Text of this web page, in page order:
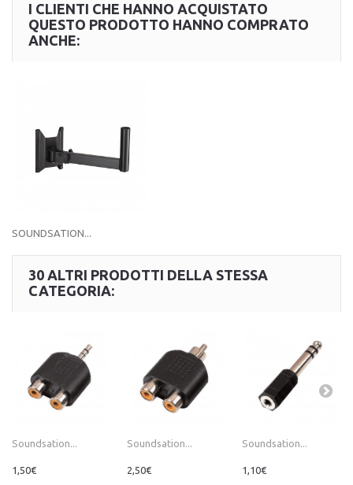
I CLIENTI CHE HANNO ACQUISTATO
QUESTO PRODOTTO HANNO COMPRATO
ANCHE:
SOUNDSATION...
30 ALTRI PRODOTTI DELLA STESSA
CATEGORIA:
Soundsation...
1,50€
Soundsation...
2,50€
Soundsation...
1,10€